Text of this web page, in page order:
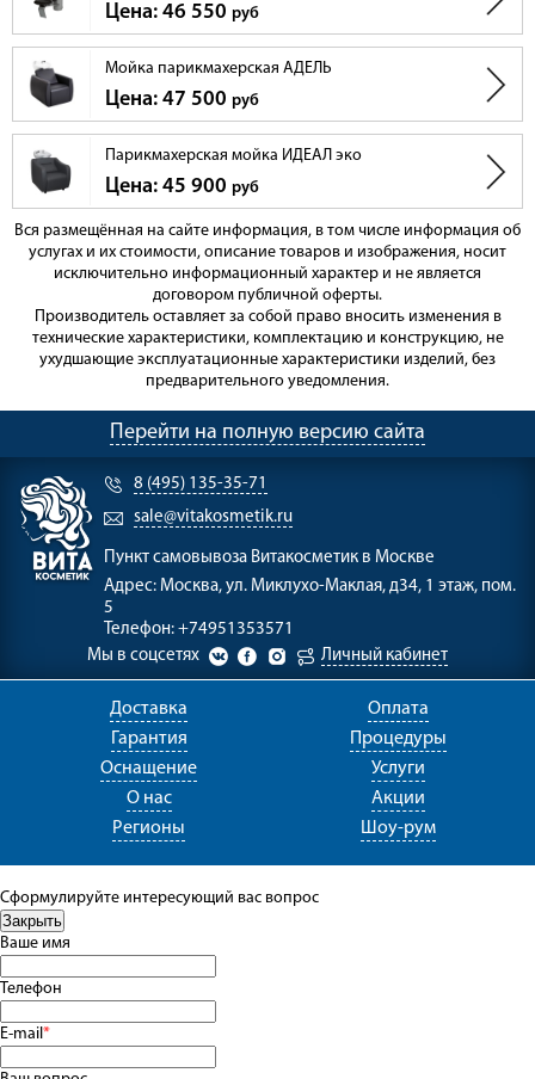
Цена: 46 550 руб
Мойка парикмахерская АДЕЛЬ
Цена: 47 500 руб
Парикмахерская мойка ИДЕАЛ эко
Цена: 45 900 руб
Вся размещённая на сайте информация, в том числе информация об
услугах и их стоимости, описание товаров и изображения, носит
исключительно информационный характер и не является
договором публичной оферты.
Производитель оставляет за собой право вносить изменения в
технические характеристики, комплектацию и конструкцию, не
ухудшающие эксплуатационные характеристики изделий, без
предварительного уведомления.
Перейти на полную версию сайта
8 (495) 135-35-71
sale@vitakosmetik.ru
Пункт самовывоза Витакосметик в Москве
Адрес: Москва, ул. Миклухо-Маклая, д34, 1 этаж, пом.
5
Телефон: +74951353571
Мы в соцсетях
Личный кабинет
Доставка
Оплата
Гарантия
Процедуры
Оснащение
Услуги
О нас
Акции
Регионы
Шоу-рум
Сформулируйте интересующий вас вопрос
Ваше имя
Телефон
E-mail*